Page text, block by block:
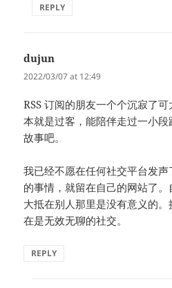
REPLY
dujun
2022/03/07 at 12:49
RSS 订阅的朋友一个个沉寂了
本就是过客，能陪伴走过一小
故事吧。
我已经不愿在任何社交平台发
的事情，就留在自己的网站了。
大抵在别人那里是没有意义的
在是无效无聊的社交。
REPLY